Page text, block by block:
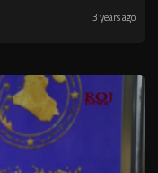
3 years ago